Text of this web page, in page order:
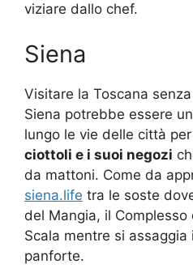
viziare dallo chef.
Siena
Visitare la Toscana
Siena potrebbe essere
lungo le vie delle città per
ciottoli e i suoi negozi
da mattoni. Come da
siena.life tra le soste
del Mangia, il
Scala mentre si
panforte.